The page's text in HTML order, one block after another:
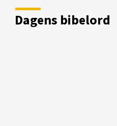
Dagens bibelord